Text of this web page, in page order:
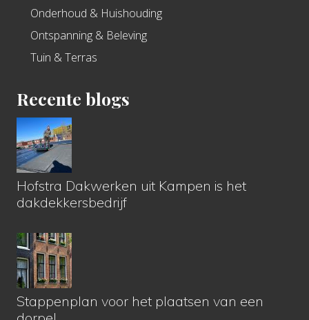
Onderhoud & Huishouding
Ontspanning & Beleving
Tuin & Terras
Recente blogs
Hofstra Dakwerken uit Kampen is het
dakdekkersbedrijf
Stappenplan voor het plaatsen van een